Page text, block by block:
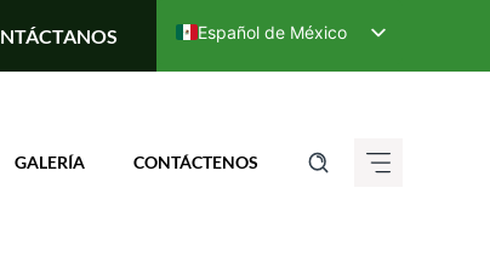
Español de México
English
Français
GALERÍA CONTÁCTENOS